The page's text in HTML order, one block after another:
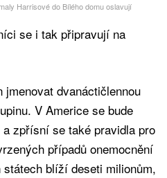
Harrisové do Bílého domu oslavují
se i tak připravují na
dvanáctičlennou
V Americe se bude
zpřísní se také pravidla pro
případů onemocnění
blíží deseti milionům,